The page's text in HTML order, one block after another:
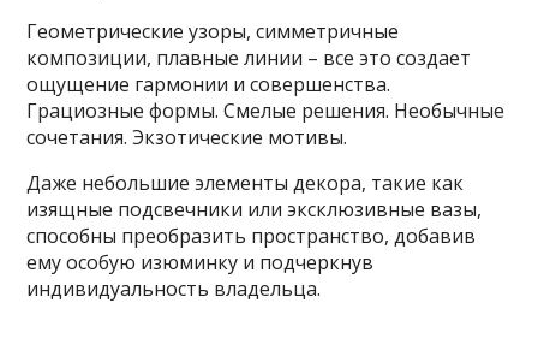
Геометрические узоры, симметричные
композиции, плавные линии – все это создает
ощущение гармонии и совершенства.
Грациозные формы. Смелые решения. Необычные
сочетания. Экзотические мотивы.
Даже небольшие элементы декора, такие как
изящные подсвечники или эксклюзивные вазы,
способны преобразить пространство, добавив
ему особую изюминку и подчеркнув
индивидуальность владельца.